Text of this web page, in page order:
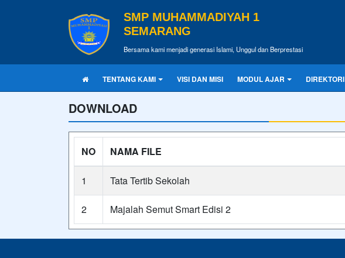
SMP MUHAMMADIYAH 1
SEMARANG
Bersama kami menjadi generasi Islami, Unggul dan Berprestasi
TENTANG KAMI VISI DAN MISI MODUL AJAR DIREKTORI
DOWNLOAD
NO NAMA FILE
1 Tata Tertib Sekolah
2 Majalah Semut Smart Edisi 2